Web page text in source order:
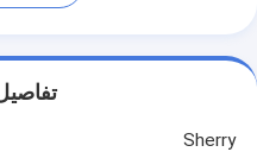
Sherry